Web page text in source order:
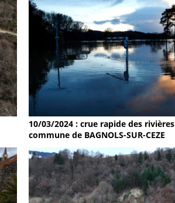
10/03/2024 : crue rapide des
commune de BAGNOLS-SUR-CEZE